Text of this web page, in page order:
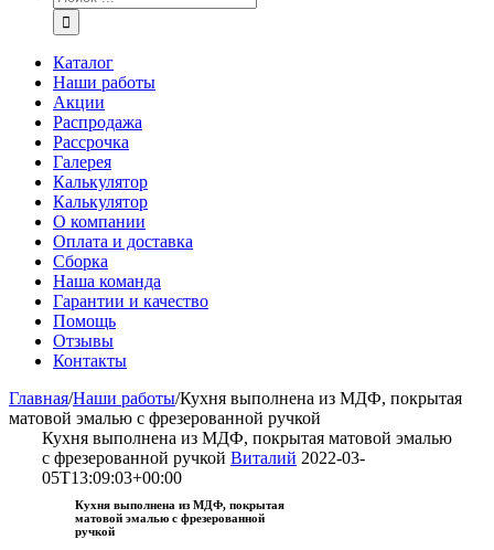
Каталог
Наши работы
Акции
Распродажа
Рассрочка
Галерея
Калькулятор
Калькулятор
О компании
Оплата и доставка
Сборка
Наша команда
Гарантии и качество
Помощь
Отзывы
Контакты
Главная/Наши работы/Кухня выполнена из МДФ, покрытая
матовой эмалью с фрезерованной ручкой
Кухня выполнена из МДФ, покрытая матовой эмалью
с фрезерованной ручкой Виталий 2022-03-
05T13:09:03+00:00
Кухня выполнена из МДФ, покрытая
матовой эмалью с фрезерованной
ручкой